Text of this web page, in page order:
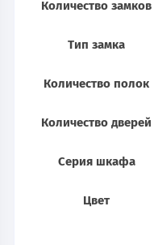
Количество замков
Тип замка
Количество полок
Количество дверей
Серия шкафа
Цвет